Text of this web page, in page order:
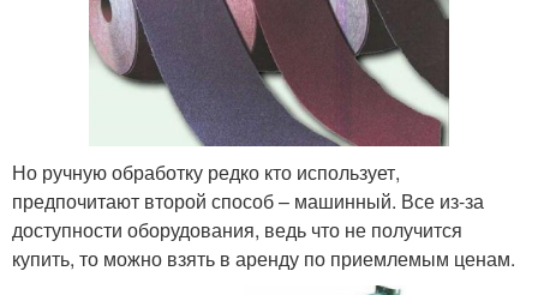
Но ручную обработку редко кто использует,
предпочитают второй способ – машинный. Все из-за
доступности оборудования, ведь что не получится
купить, то можно взять в аренду по приемлемым ценам.